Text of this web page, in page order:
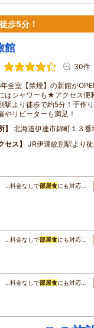
歩5分！
館
30件
全室【禁煙】の新館が
はシャワーも★アクセス
駅より徒歩で約5分！手作
やリピーターも満足！
北海道伊達市錦町１３番
セス
JR伊達紋別駅より
…料金なしで部屋食にも対応…
…料金なしで部屋食にも対応…
…料金なしで部屋食にも対応…